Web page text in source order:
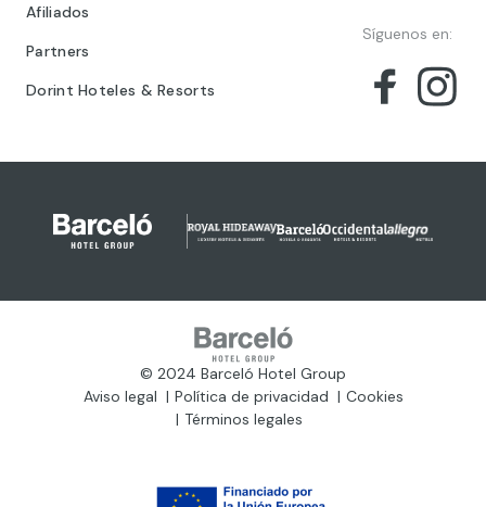
Afiliados
Partners
Dorint Hoteles & Resorts
Síguenos en:
© 2024 Barceló Hotel Group
Aviso legal
Política de privacidad
Cookies
Términos legales